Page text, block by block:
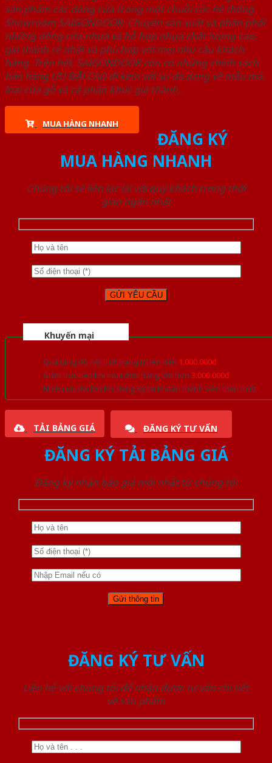
sản phẩm các dòng cửa trong một chuỗi các hệ thống
Showroom SAIGONDOOR. Chuyên sản xuất và phân phối
những dòng cửa nhựa và hỗ hợp nhựa chất lượng cao,
giá thành rẻ nhất và phù hợp với mọi nhu cầu khách
hàng. Trên hết, SAIGONDOOR còn có những chính sách
bán hàng ƯU ĐÃI CAO đi kèm với sự đa dạng về mẫu mã,
loại cửa gỗ và cả phân khúc giá thành.
MUA HÀNG NHANH
ĐĂNG KÝ
MUA HÀNG NHANH
Chúng tôi sẽ liên lạc lại với quý khách trong thời
gian ngắn nhất
Khuyến mại
Quà tặng đồ nội thất trang trí lên đến 1.000.000đ
Giảm trực tiếp khi mua đơn hàng lớn hơn 3.000.000đ
Nhiều ưu đãi lớn khi đăng ký tài khoản thành viên thân thiết
TẢI BẢNG GIÁ ĐĂNG KÝ TƯ VẤN
ĐĂNG KÝ TẢI BẢNG GIÁ
Đăng ký nhận báo giá mới nhất từ chúng tôi
ĐĂNG KÝ TƯ VẤN
Liên hệ với chúng tôi để nhận được tư vấn chi tiết
về sản phẩm